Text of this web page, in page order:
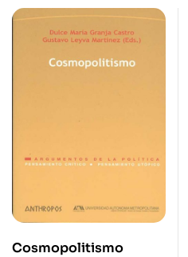
Cosmopolitismo